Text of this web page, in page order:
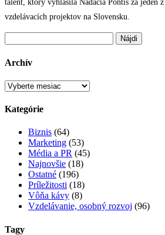
talent, ktorý vyhlásila Nadácia Pontis za jeden
vzdelávacích projektov na Slovensku.
Archív
Archív
Kategórie
Biznis (64)
Marketing (53)
Média a PR (45)
Najnovšie (18)
Ostatné (196)
Príležitosti (18)
Vôňa kávy (8)
Vzdelávanie, osobný rozvoj (96)
Tagy